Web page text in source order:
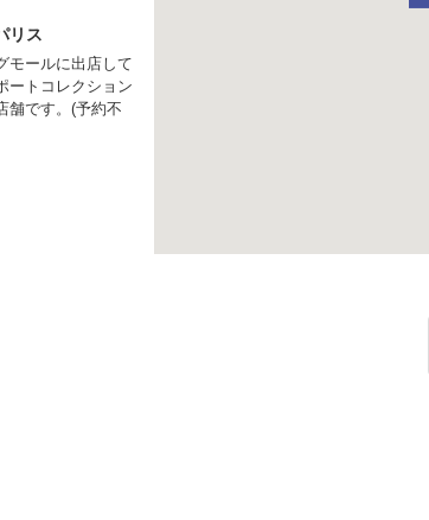
リス
モールに出店して
ートコレクション
舗です。(予約不